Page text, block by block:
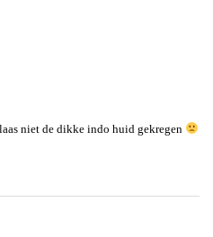
niet de dikke indo huid gekregen